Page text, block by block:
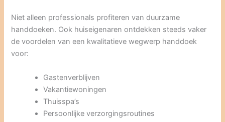
Niet alleen professionals profiteren van duurzame
handdoeken. Ook huiseigenaren ontdekken steeds vaker
de voordelen van een kwalitatieve wegwerp handdoek
voor:
Gastenverblijven
Vakantiewoningen
Thuisspa’s
Persoonlijke verzorgingsroutines